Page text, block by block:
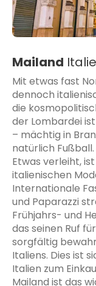
Mailand
Mit etwas fast
dennoch
die
der Lombardei
– mächtig in
natürlich
Etwas verleiht,
italienischen
Internationale
und Paparazzi
Frühjahrs- und
das seinen Ruf
sorgfältig
Italiens. Dies ist
Italien zum
Mailand ist das